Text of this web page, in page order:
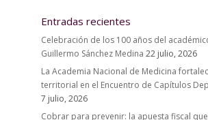
Entradas recientes
Celebración de los 100 años del
Guillermo Sánchez Medina 22 julio, 2026
La Academia Nacional de Medicina
territorial en el Encuentro de Capítulos
7 julio, 2026
Cobrar para prevenir: la apuesta fiscal